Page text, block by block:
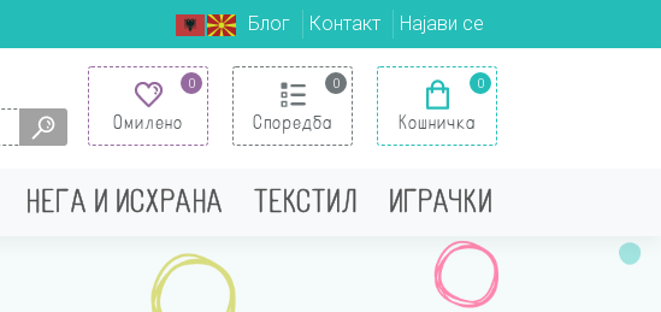
Блог Контакт Најави се
0
Омилено
0
Споредба
0
Кошничка
НЕГА И ИСХРАНА ТЕКСТИЛ ИГРАЧКИ